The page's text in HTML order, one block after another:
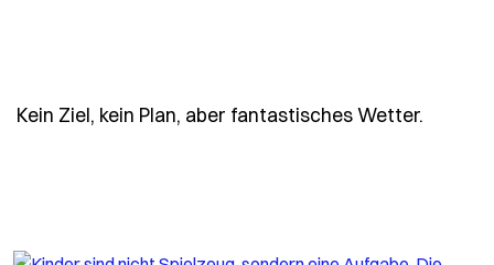
Kein Ziel, kein Plan, aber fantastisches Wetter.